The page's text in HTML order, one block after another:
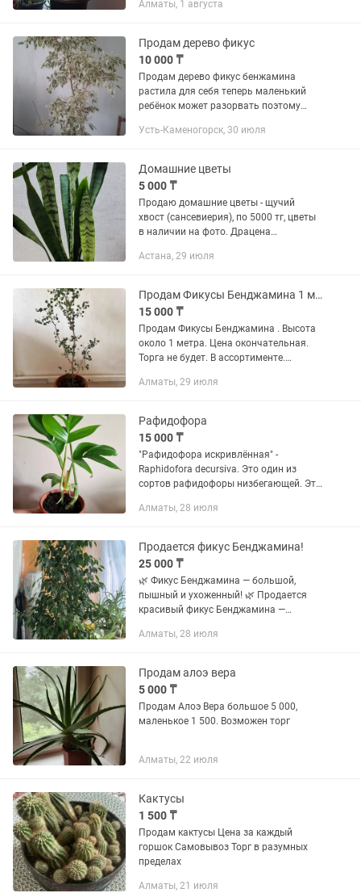
интерьера. Цена: 33 000 тенге.
Алматы, 1 августа
Продам дерево фикус
10 000 ₸
Продам дерево фикус бенжамина
растила для себя теперь маленький
ребёнок может разорвать поэтому
густой листочки не обычные горшок
примерно с...
Усть-Каменогорск, 30 июля
Домашние цветы
5 000 ₸
Продаю домашние цветы - щучий
хвост (сансевиерия), по 5000 тг, цветы
в наличии на фото. Драцена
торг.
Астана, 29 июля
Продам Фикусы Бенджамина 1 метр
15 000 ₸
Продам Фикусы Бенджамина . Высота
около 1 метра. Цена окончательная.
Торга не будет. В ассортименте.
Жангильдина
Алматы, 29 июля
Рафидофора
15 000 ₸
"Рафидофора искривлённая" -
Raphidofora decursiva. Это один из
сортов рафидофоры низбегающей. Это
размеров. Светолюбивое растение. В
доставка...
Алматы, 28 июля
Продается фикус Бенджамина!
25 000 ₸
🌿 Фикус Бенджамина — большой,
пышный и ухоженный! 🌿 Продается
красивый фикус Бенджамина —
зимнего сада или просторной лоджии.
Алматы, 28 июля
Продам алоэ вера
5 000 ₸
Продам Алоэ Вера большое 5 000,
маленькое 1 500. Возможен торг
Алматы, 22 июля
Кактусы
1 500 ₸
Продам кактусы Цена за каждый
горшок Самовывоз Торг в разумных
пределах
Алматы, 21 июля